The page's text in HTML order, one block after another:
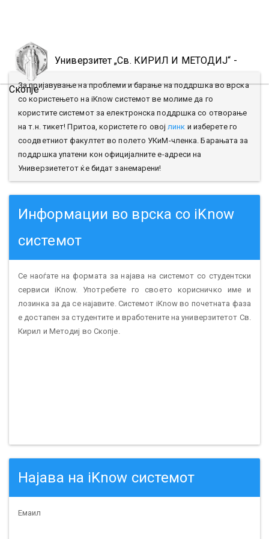
Универзитет „Св. КИРИЛ И МЕТОДИЈ“ -
Скопје
За пријавување на проблеми и барање на поддршка во врска
со користењето на iKnow системот ве молиме да го
користите системот за електронска поддршка со отворање
на т.н. тикет! Притоа, користете го овојлинк и изберете го
соодветниот факултет во полето УКиМ-членка. Барањата за
поддршка упатени кон официјалните е-адреси на
Универзиететот ќе бидат занемарени!
Информации во врска со iKnow
системот
Се наоѓате на формата за најава на системот со студентски
сервиси iKnow. Употребете го своето корисничко име и
лозинка за да се најавите. Системот iKnow во почетната фаза
е достапен за студентите и вработените на универзитетот Св.
Кирил и Методиј во Скопје.
Најава на iKnow системот
Емаил